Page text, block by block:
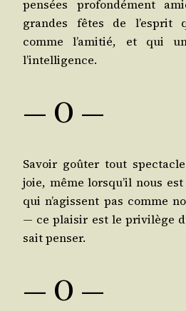
pen­sées pro­fon­dé­ment
grandes fêtes de l’es­prit
comme l’a­mi­tié, et qui
l’intelligence.
— O —
Savoir goû­ter tout
joie, même lors­qu’il nous
qui n’a­gissent pas comme
― ce plai­sir est le pri­vi­lège
sait penser.
— O —